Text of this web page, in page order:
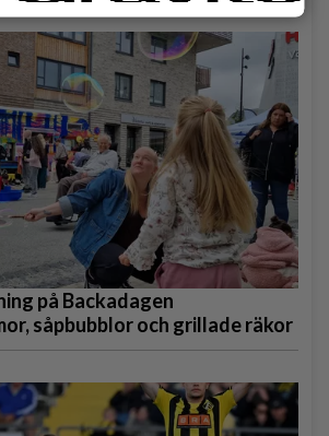
på Backadagen
såpbubblor och grillade räkor